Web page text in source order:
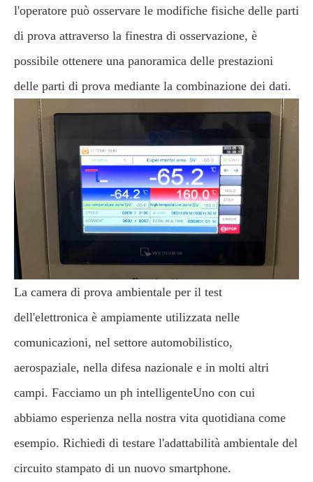
l'operatore può osservare le modifiche fisiche delle parti
di prova attraverso la finestra di osservazione, è
possibile ottenere una panoramica delle prestazioni
delle parti di prova mediante la combinazione dei dati.
La camera di prova ambientale per il test
dell'elettronica è ampiamente utilizzata nelle
comunicazioni, nel settore automobilistico,
aerospaziale, nella difesa nazionale e in molti altri
campi. Facciamo un ph intelligenteUno con cui
abbiamo esperienza nella nostra vita quotidiana come
esempio. Richiedi di testare l'adattabilità ambientale del
circuito stampato di un nuovo smartphone.